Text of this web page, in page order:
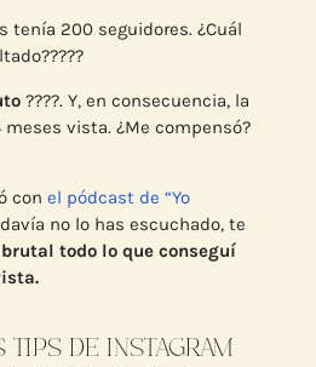
tenía 200 seguidores. ¿Cuál
????. Y, en consecuencia, la
meses vista. ¿Me compensó?
con el pódcast de “Yo
no lo has escuchado, te
brutal todo lo que conseguí
DE INSTAGRAM